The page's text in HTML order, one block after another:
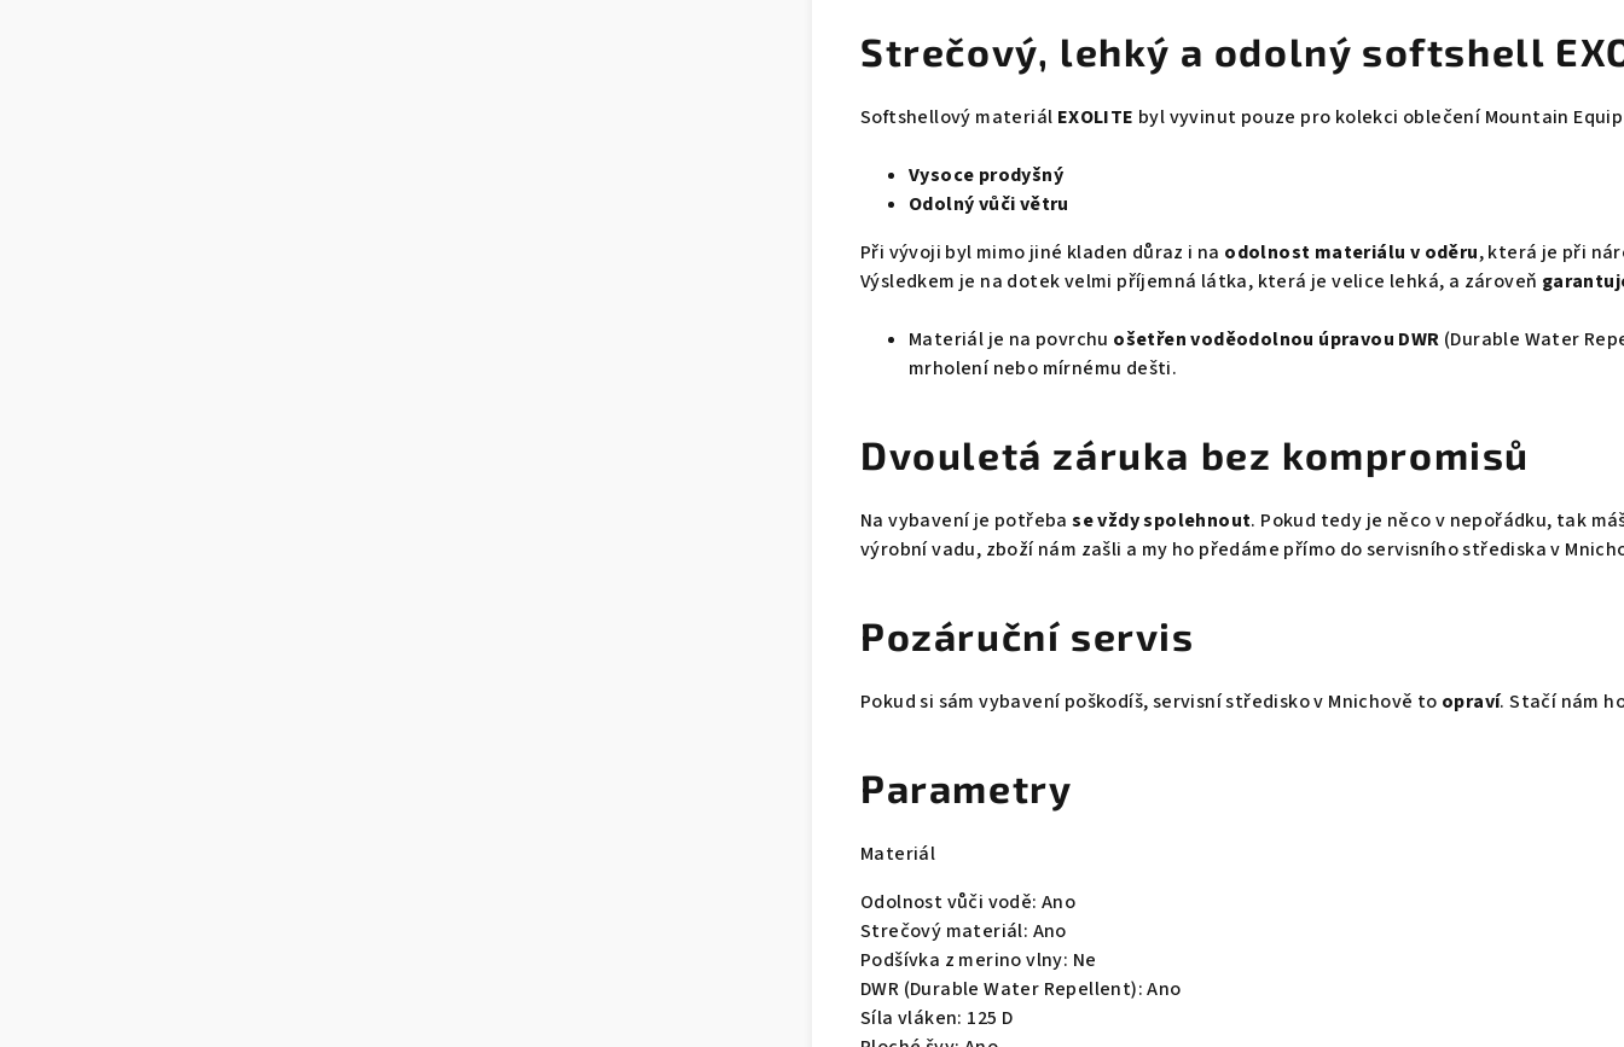
Strečový, lehký a odolný softshell
Softshellový materiál EXOLITE byl vyvinut pouze pro kolekci oblečení Mountain
Vysoce prodyšný
Odolný vůči větru
Při vývoji byl mimo jiné kladen důraz i na odolnost materiálu v oděru, která je při
Výsledkem je na dotek velmi příjemná látka, která je velice lehká, a zároveň
Materiál je na povrchu ošetřen voděodolnou úpravou DWR (Durable Water
mrholení nebo mírnému dešti.
Dvouletá záruka bez kompromisů
Na vybavení je potřebase vždy spolehnout. Pokud tedy je něco v nepořádku, tak
výrobní vadu, zboží nám zašli a my ho předáme přímo do servisního střediska v
Pozáruční servis
Pokud si sám vybavení poškodíš, servisní středisko v Mnichově to opraví. Stačí nám
Parametry
Materiál
Odolnost vůči vodě: Ano
Strečový materiál: Ano
Podšívka z merino vlny: Ne
DWR (Durable Water Repellent):Ano
Síla vláken: 125 D